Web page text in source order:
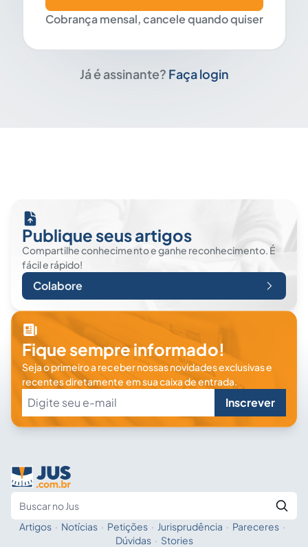
Cobrança mensal, cancele quando quiser
Já é assinante? Faça login
Publique seus artigos
Compartilhe conhecimento e ganhe reconhecimento. É
fácil e rápido!
Colabore
Fique sempre informado!
Seja o primeiro a receber nossas novidades exclusivas e
recentes diretamente em sua caixa de entrada.
Inscrever
Fale com a IA
Artigos · Notícias · Petições · Jurisprudência · Pareceres ·
Dúvidas · Stories